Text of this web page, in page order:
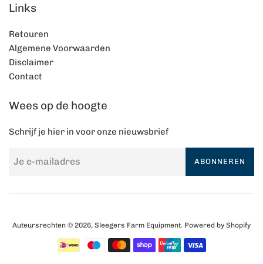
Links
Retouren
Algemene Voorwaarden
Disclaimer
Contact
Wees op de hoogte
Schrijf je hier in voor onze nieuwsbrief
ABONNEREN
Auteursrechten © 2026, Sleegers Farm Equipment. Powered by Shopify
Betalingspictogrammen